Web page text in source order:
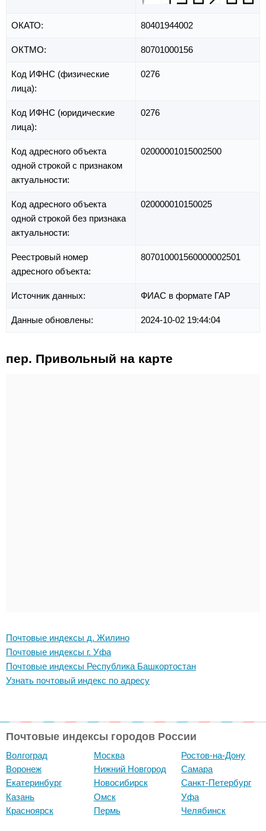
ОКАТО: 80401944002
ОКТМО: 80701000156
Код ИФНС (физические
лица):
0276
Код ИФНС (юридические
лица):
0276
Код адресного объекта
одной строкой с признаком
актуальности:
02000001015002500
Код адресного объекта
одной строкой без признака
актуальности:
020000010150025
Реестровый номер
адресного объекта:
807010001560000002501
Источник данных: ФИАС в формате ГАР
Данные обновлены: 2024-10-02 19:44:04
пер. Привольный на карте
Почтовые индексы д. Жилино
Почтовые индексы г. Уфа
Почтовые индексы Республика Башкортостан
Узнать почтовый индекс по адресу
Почтовые индексы городов России
Волгоград
Воронеж
Екатеринбург
Казань
Красноярск
Москва
Нижний Новгород
Новосибирск
Омск
Пермь
Ростов-на-Дону
Самара
Санкт-Петербург
Уфа
Челябинск